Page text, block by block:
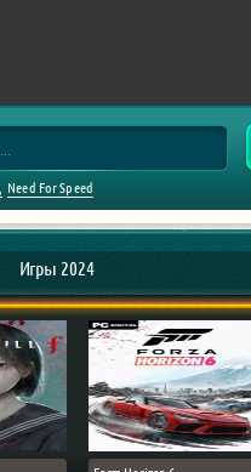
Need For Speed
Игры 2024